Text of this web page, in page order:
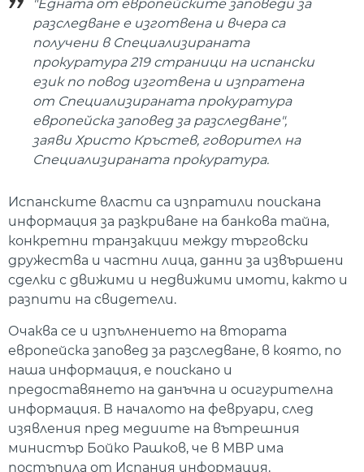
"Едната от европейските заповеди за
разследване е изготвена и вчера са
получени в Специализираната
прокуратура 219 страници на испански
език по повод изготвена и изпратена
от Специализираната прокуратура
европейска заповед за разследване",
заяви Христо Кръстев, говорител на
Специализираната прокуратура.
Испанските власти са изпратили поискана
информация за разкриване на банкова тайна,
конкретни транзакции между търговски
дружества и частни лица, данни за извършени
сделки с движими и недвижими имоти, както и
разпити на свидетели.
Очаква се и изпълнението на втората
европейска заповед за разследване, в която, по
наша информация, е поискано и
предоставянето на данъчна и осигурителна
информация. В началото на февруари, след
изявления пред медиите на вътрешния
министър Бойко Рашков, че в МВР има
постъпила от Испания информация,